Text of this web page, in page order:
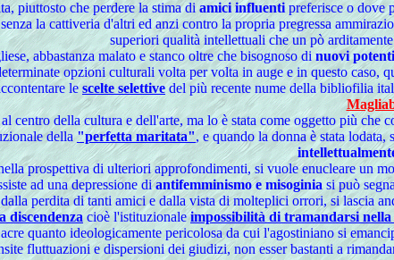
piuttosto che perdere la stima diamici influenti preferisce o dove
la cattiveria d'altri ed anzi contro la propria pregressa
superiori qualità intellettuali che un pò
abbastanza malato e stanco oltre che bisognoso di nuovi
opzioni culturali volta per volta in auge e in questo caso,
lescelte selettivedel più recente nume della bibliofilia
centro della cultura e dell'arte, ma lo è stata come oggetto più che
della"perfetta maritata", e quando la donna è stata
prospettiva di ulteriori approfondimenti, si vuole enucleare un
ad una depressione diantifemminismo e misoginia si può
perdita di tanti amici e dalla vista di molteplici orrori, si lascia
discendenza cioè l'istituzionaleimpossibilità di tramandarsi
quanto ideologicamente pericolosa da cui l'agostiniano si
fluttuazioni e dispersioni dei giudizi, non esser bastanti a